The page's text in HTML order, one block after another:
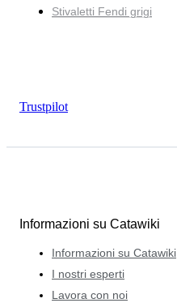
Stivaletti Fendi grigi
Trustpilot
Informazioni su Catawiki
Informazioni su Catawiki
I nostri esperti
Lavora con noi